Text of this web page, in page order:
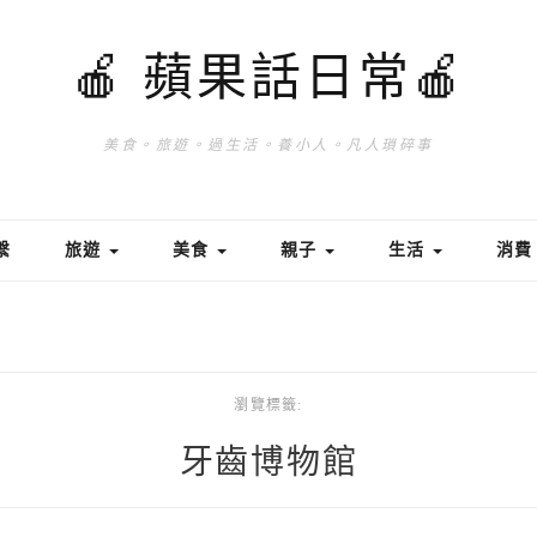
🍎 蘋果話日常🍎
美食。旅遊。過生活。養小人。凡人瑣碎事
旅遊 美食 親子 生活 消費
瀏覽標籤:
牙齒博物館